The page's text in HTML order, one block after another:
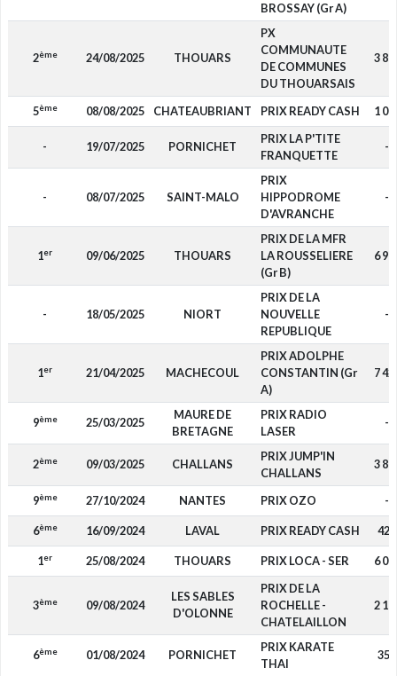
BROSSAY (Gr A)
2ème 24/08/2025 THOUARS
PX
COMMUNAUTE
DE COMMUNES
DU THOUARSAIS
3
5ème 08/08/2025 CHATEAUBRIANT PRIX READY CASH 1
- 19/07/2025 PORNICHET
PRIX LA P'TITE
FRANQUETTE
-
- 08/07/2025 SAINT-MALO
PRIX
HIPPODROME
D'AVRANCHE
-
1er 09/06/2025 THOUARS
PRIX DE LA MFR
LA ROUSSELIERE
(Gr B)
6
- 18/05/2025 NIORT
PRIX DE LA
NOUVELLE
REPUBLIQUE
-
1er 21/04/2025 MACHECOUL
PRIX ADOLPHE
CONSTANTIN (Gr
A)
7
9ème 25/03/2025
MAURE DE
BRETAGNE
PRIX RADIO
LASER
-
2ème 09/03/2025 CHALLANS
PRIX JUMP'IN
CHALLANS
3
9ème 27/10/2024 NANTES PRIX OZO -
6ème 16/09/2024 LAVAL PRIX READY CASH 420
1er 25/08/2024 THOUARS PRIX LOCA - SER 6
3ème 09/08/2024
LES SABLES
D'OLONNE
PRIX DE LA
ROCHELLE -
CHATELAILLON
2
6ème 01/08/2024 PORNICHET
PRIX KARATE
THAI
350